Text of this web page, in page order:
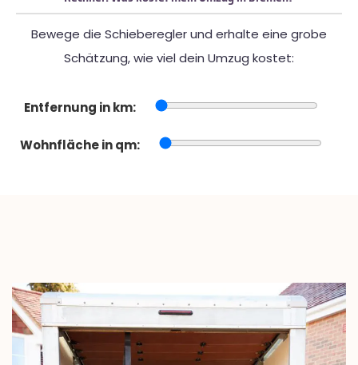
Bewege die Schieberegler und erhalte eine grobe
Schätzung, wie viel dein Umzug kostet:
Entfernung in km:
Wohnfläche in qm: